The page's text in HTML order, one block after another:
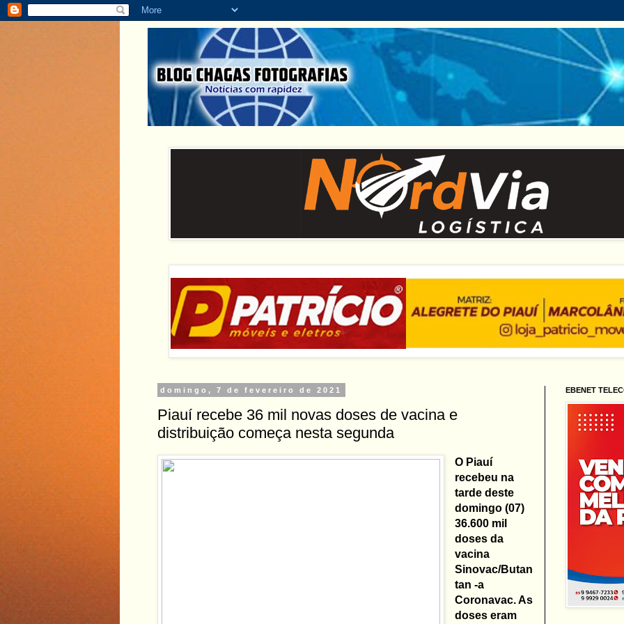
domingo, 7 de fevereiro de 2021
Piauí recebe 36 mil novas doses de vacina e
distribuição começa nesta segunda
O Piauí
recebeu na
tarde deste
domingo (07)
36.600 mil
doses da
vacina
Sinovac/Butan
tan -a
Coronavac. As
doses eram
EBENET